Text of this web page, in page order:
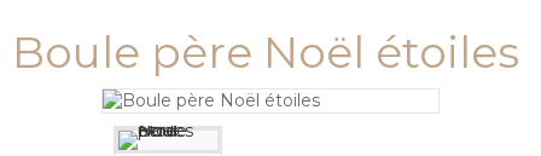
Boule père Noël étoiles